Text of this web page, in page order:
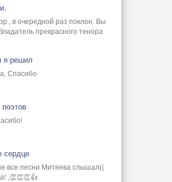
, в очередной раз поклон. Вы
прекрасного тенора
я решил
Спасибо
сердце
все песни Митяева слышал((
,👏👏👏👍